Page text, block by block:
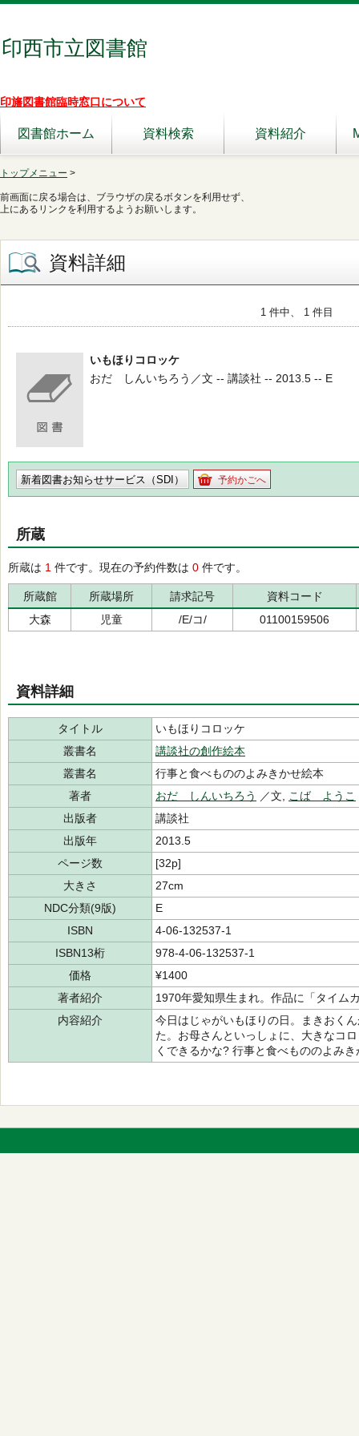
印西市立図書館
印旛図書館臨時窓口について
図書館ホーム 資料検索 資料紹介
トップメニュー >
前画面に戻る場合は、ブラウザの戻るボタンを利用せず、
上にあるリンクを利用するようお願いします。
資料詳細
1 件中、 1 件目
いもほりコロッケ
おだ しんいちろう／文 -- 講談社 -- 2013.5 -- E
新着図書お知らせサービス（SDI） 予約かごへ
所蔵
所蔵は 1 件です。現在の予約件数は 0 件です。
所蔵館 所蔵場所 請求記号
資料コード
大森
児童 /E/コ/ 01100159506
資料詳細
タイトル
いもほりコロッケ
叢書名
講談社の創作絵本
叢書名
行事と食べもののよみきかせ絵本
著者
おだ しんいちろう ／文, こば ようこ
出版者
講談社
出版年
2013.5
ページ数
[32p]
大きさ
27cm
NDC分類(9版)
E
ISBN
4-06-132537-1
ISBN13桁
978-4-06-132537-1
価格
¥1400
著者紹介
1970年愛知県生まれ。作品に「タイム
内容紹介
今日はじゃがいもほりの日。まきおく
た。お母さんといっしょに、大きなコ
くできるかな? 行事と食べもののよみ